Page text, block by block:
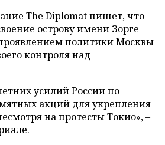
The Diplomat пишет, что
острову имени Зорге
политики Москвы
контроля над
усилий России по
акций для укрепления
на протесты Токио», –